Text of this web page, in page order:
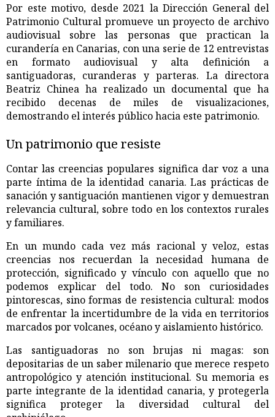
Por este motivo, desde 2021 la Dirección General del
Patrimonio Cultural promueve un proyecto de archivo
audiovisual sobre las personas que practican la
curandería en Canarias, con una serie de 12 entrevistas
en formato audiovisual y alta definición a
santiguadoras, curanderas y parteras. La directora
Beatriz Chinea ha realizado un documental que ha
recibido decenas de miles de visualizaciones,
demostrando el interés público hacia este patrimonio.
Un patrimonio que resiste
Contar las creencias populares significa dar voz a una
parte íntima de la identidad canaria. Las prácticas de
sanación y santiguación mantienen vigor y demuestran
relevancia cultural, sobre todo en los contextos rurales
y familiares.
En un mundo cada vez más racional y veloz, estas
creencias nos recuerdan la necesidad humana de
protección, significado y vínculo con aquello que no
podemos explicar del todo. No son curiosidades
pintorescas, sino formas de resistencia cultural: modos
de enfrentar la incertidumbre de la vida en territorios
marcados por volcanes, océano y aislamiento histórico.
Las santiguadoras no son brujas ni magas: son
depositarias de un saber milenario que merece respeto
antropológico y atención institucional. Su memoria es
parte integrante de la identidad canaria, y protegerla
significa proteger la diversidad cultural del